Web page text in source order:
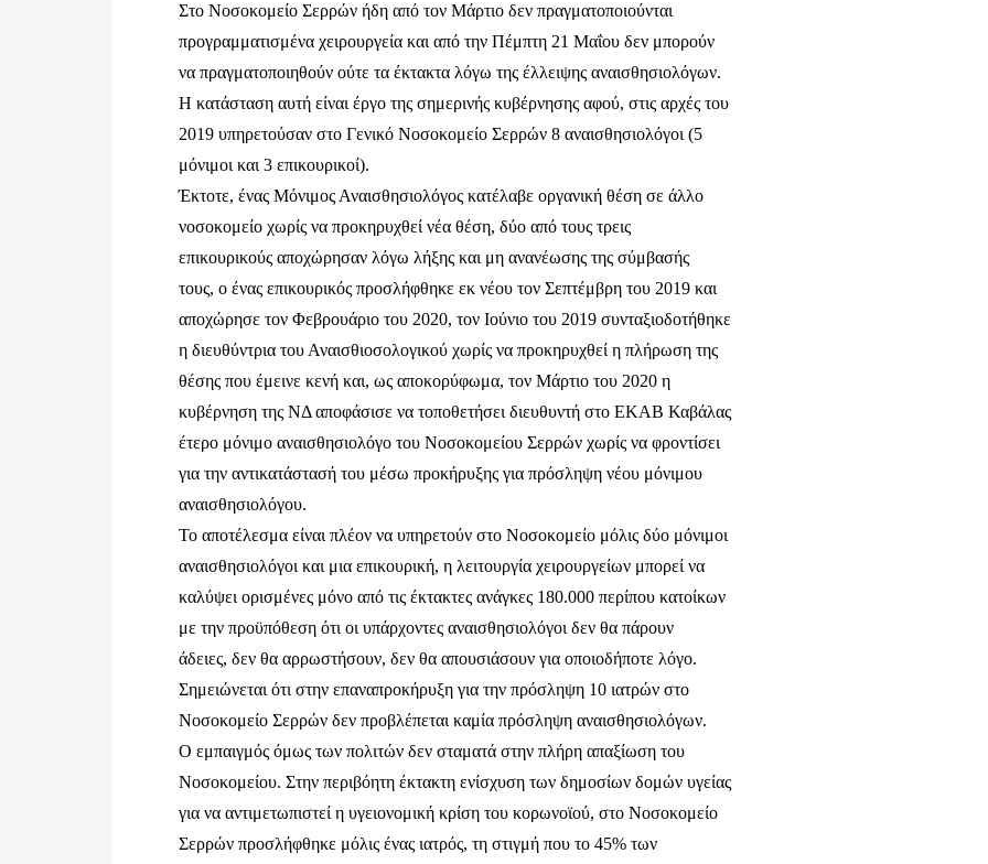
Στο Νοσοκομείο Σερρών ήδη από τον Μάρτιο δεν πραγματοποιούνται
προγραμματισμένα χειρουργεία και από την Πέμπτη 21 Μαΐου δεν μπορούν
να πραγματοποιηθούν ούτε τα έκτακτα λόγω της έλλειψης αναισθησιολόγων.
Η κατάσταση αυτή είναι έργο της σημερινής κυβέρνησης αφού, στις αρχές του
2019 υπηρετούσαν στο Γενικό Νοσοκομείο Σερρών 8 αναισθησιολόγοι (5
μόνιμοι και 3 επικουρικοί).
Έκτοτε, ένας Μόνιμος Αναισθησιολόγος κατέλαβε οργανική θέση σε άλλο
νοσοκομείο χωρίς να προκηρυχθεί νέα θέση, δύο από τους τρεις
επικουρικούς αποχώρησαν λόγω λήξης και μη ανανέωσης της σύμβασής
τους, ο ένας επικουρικός προσλήφθηκε εκ νέου τον Σεπτέμβρη του 2019 και
αποχώρησε τον Φεβρουάριο του 2020, τον Ιούνιο του 2019 συνταξιοδοτήθηκε
η διευθύντρια του Αναισθιοσολογικού χωρίς να προκηρυχθεί η πλήρωση της
θέσης που έμεινε κενή και, ως αποκορύφωμα, τον Μάρτιο του 2020 η
κυβέρνηση της ΝΔ αποφάσισε να τοποθετήσει διευθυντή στο ΕΚΑΒ Καβάλας
έτερο μόνιμο αναισθησιολόγο του Νοσοκομείου Σερρών χωρίς να φροντίσει
για την αντικατάστασή του μέσω προκήρυξης για πρόσληψη νέου μόνιμου
αναισθησιολόγου.
Το αποτέλεσμα είναι πλέον να υπηρετούν στο Νοσοκομείο μόλις δύο μόνιμοι
αναισθησιολόγοι και μια επικουρική, η λειτουργία χειρουργείων μπορεί να
καλύψει ορισμένες μόνο από τις έκτακτες ανάγκες 180.000 περίπου κατοίκων
με την προϋπόθεση ότι οι υπάρχοντες αναισθησιολόγοι δεν θα πάρουν
άδειες, δεν θα αρρωστήσουν, δεν θα απουσιάσουν για οποιοδήποτε λόγο.
Σημειώνεται ότι στην επαναπροκήρυξη για την πρόσληψη 10 ιατρών στο
Νοσοκομείο Σερρών δεν προβλέπεται καμία πρόσληψη αναισθησιολόγων.
Ο εμπαιγμός όμως των πολιτών δεν σταματά στην πλήρη απαξίωση του
Νοσοκομείου. Στην περιβόητη έκτακτη ενίσχυση των δημοσίων δομών υγείας
για να αντιμετωπιστεί η υγειονομική κρίση του κορωνοϊού, στο Νοσοκομείο
Σερρών προσλήφθηκε μόλις ένας ιατρός, τη στιγμή που το 45% των